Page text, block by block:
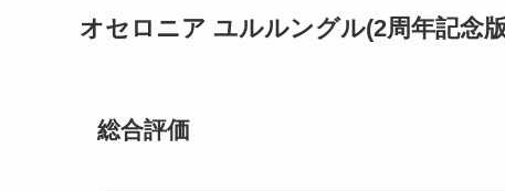
オセロニア ユルルングル(2周年記念
総合評価